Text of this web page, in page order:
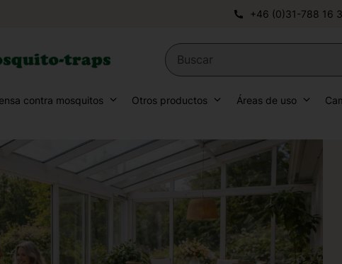
+46 (0)31-788 16
contra mosquitos Otros productos Áreas de uso